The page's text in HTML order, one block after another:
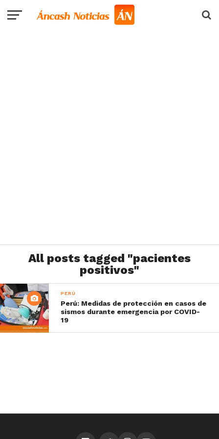
All posts tagged "pacientes
positivos"
PERÚ
Perú: Medidas de protección en casos de
sismos durante emergencia por COVID-
19